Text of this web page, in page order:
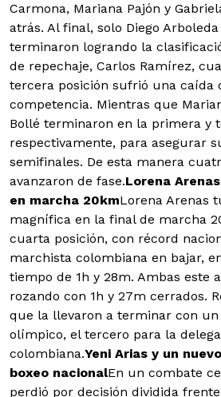
Carmona, Mariana Pajón y
atrás. Al final, solo Diego
terminaron logrando la
de repechaje, Carlos Ramírez,
tercera posición sufrió una caída
competencia. Mientras que
Bollé terminaron en la primera y
respectivamente, para asegurar
semifinales. De esta manera
avanzaron de fase.Lorena
en marcha 20kmLorena Arenas
magnífica en la final de marcha
cuarta posición, con récord
marchista colombiana en bajar,
tiempo de 1h y 28m. Ambas este
rozando con 1h y 27m cerrados.
que la llevaron a terminar con
olímpico, el tercero para la
colombiana.Yeni Arias y un
boxeo nacionalEn un combate
perdió por decisión dividida